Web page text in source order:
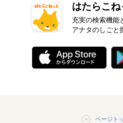
はたらこね
充実の検索機能
アナタのしごと
ページト